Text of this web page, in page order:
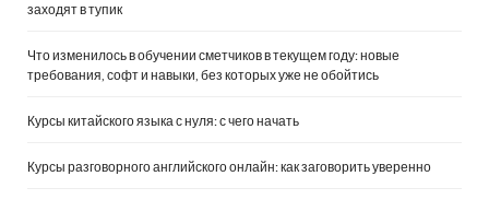
заходят в тупик
Что изменилось в обучении сметчиков в текущем году: новые
требования, софт и навыки, без которых уже не обойтись
Курсы китайского языка с нуля: с чего начать
Курсы разговорного английского онлайн: как заговорить уверенно